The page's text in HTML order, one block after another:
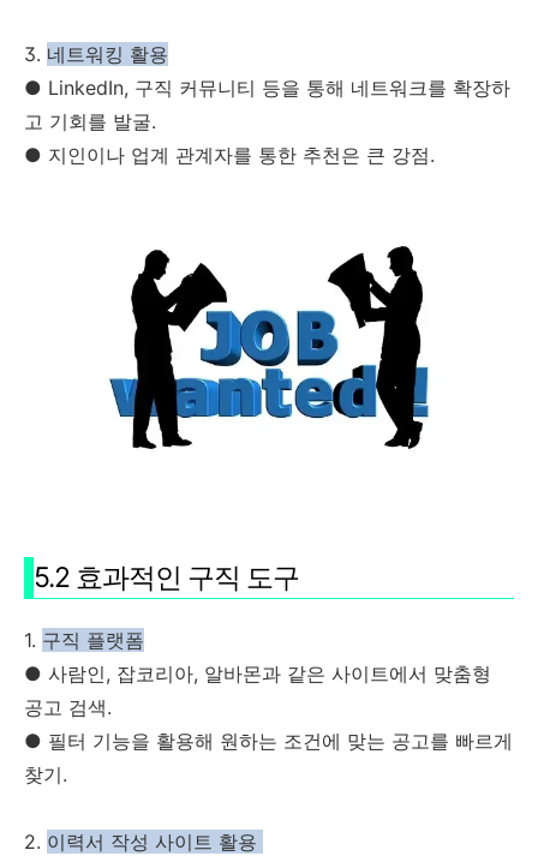
3. 네트워킹 활용
● LinkedIn, 구직 커뮤니티 등을 통해 네트워크를 확장하
고 기회를 발굴.
● 지인이나 업계 관계자를 통한 추천은 큰 강점.
5.2 효과적인 구직 도구
1. 구직 플랫폼
● 사람인, 잡코리아, 알바몬과 같은 사이트에서 맞춤형
공고 검색.
● 필터 기능을 활용해 원하는 조건에 맞는 공고를 빠르게
찾기.
2. 이력서 작성 사이트 활용